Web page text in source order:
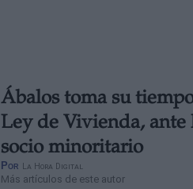
Ábalos toma su
Ley de Vivienda, ante
socio minoritario
Por La Hora Digital
Más artículos de este autor